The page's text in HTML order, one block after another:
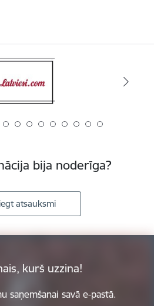
bija noderīga?
atsauksmi
kurš uzzina!
saņemšanai savā e-pastā.